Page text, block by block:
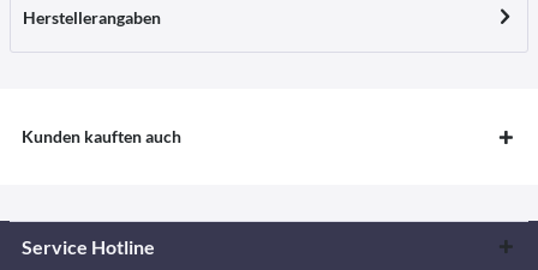
Herstellerangaben
Kunden kauften auch
Service Hotline